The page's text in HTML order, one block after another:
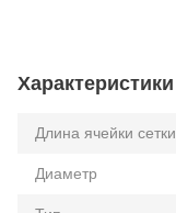
Характеристики
Длина ячейки сетки
Диаметр